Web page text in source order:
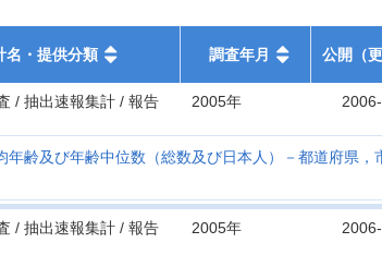
名・提供分類 調査年月 公開（
/ 抽出速報集計 / 報告
2005年
齢及び年齢中位数（総数及び日本人）－都道府県，
/ 抽出速報集計 / 報告
2005年